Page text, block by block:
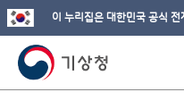
이 누리집은 대한민국 공식